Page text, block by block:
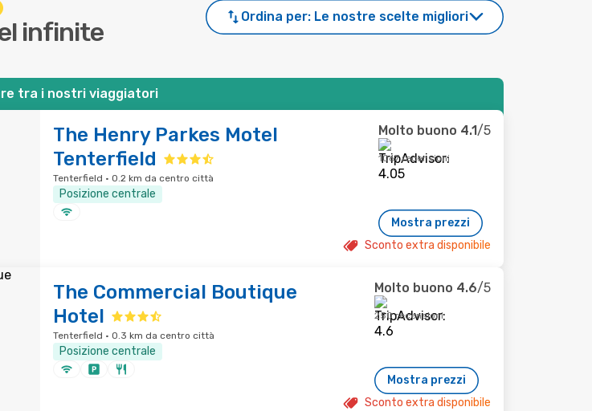
infinite
Ordina per: Le nostre scelte migliori
tra i nostri viaggiatori
The Henry Parkes Motel
Tenterfield
Tenterfield · 0.2 km da centro città
Posizione centrale
Molto buono 4.1/5
1067 recensioni
Mostra prezzi
Sconto extra disponibile
The Commercial Boutique
Hotel
Tenterfield · 0.3 km da centro città
Posizione centrale
Molto buono 4.6/5
250 recensioni
Mostra prezzi
Sconto extra disponibile